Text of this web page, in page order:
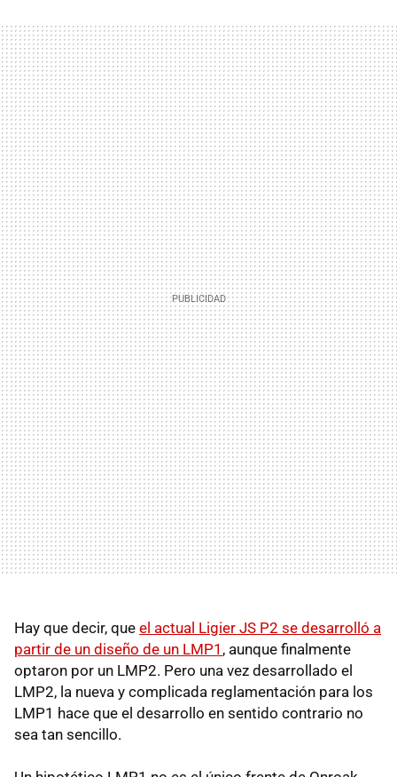
Hay que decir, que el actual Ligier JS P2 se desarrolló a
partir de un diseño de un LMP1 , aunque finalmente
optaron por un LMP2. Pero una vez desarrollado el
LMP2, la nueva y complicada reglamentación para los
LMP1 hace que el desarrollo en sentido contrario no
sea tan sencillo.